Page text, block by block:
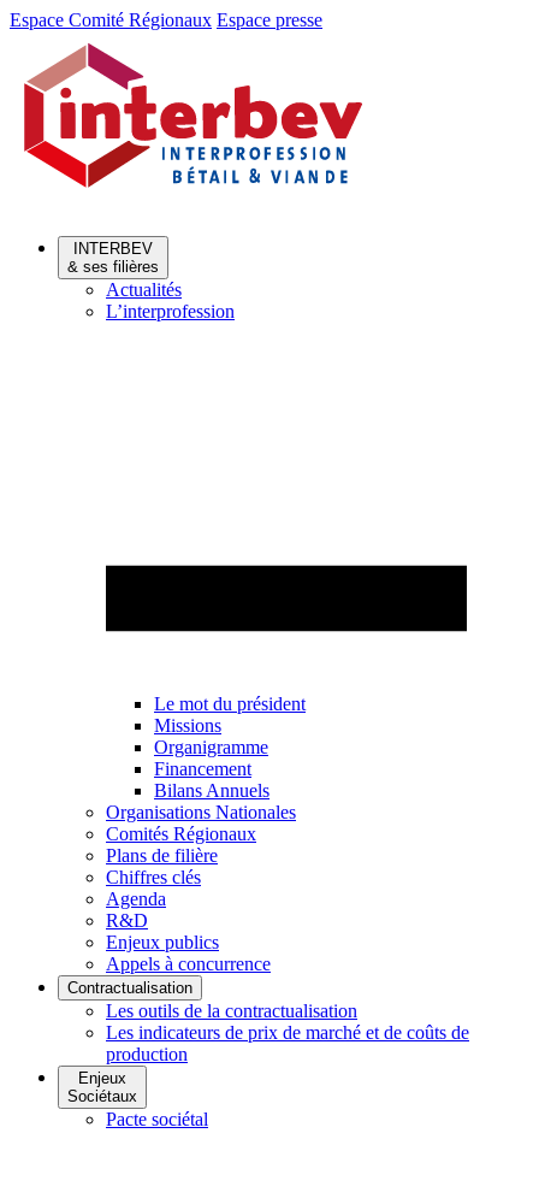
Aller
Aller
contenu
Espace Comité Régionaux Espace presse
INTERBEV
& ses filières
Actualités
L’interprofession
Le mot du président
Missions
Organigramme
Financement
Bilans Annuels
Organisations Nationales
Comités Régionaux
Plans de filière
Chiffres clés
Agenda
R&D
Enjeux publics
Appels à concurrence
Contractualisation
Les outils de la contractualisation
Les indicateurs de prix de marché et de coûts de
production
Enjeux
Sociétaux
Pacte sociétal